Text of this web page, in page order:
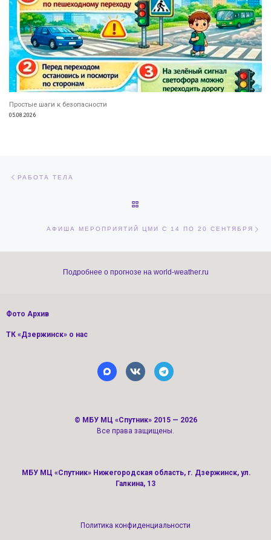
Простые шаги к безопасности
05.08.2026
РАБОТА ТЕЛА
АФИША МЕРОПРИЯТИЙ ЦМИ С 14 ПО 20 СЕНТЯБРЯ
Подробнее о прогнозе на world-weather.ru
Фото Архив
ТК «Дзержинск» о нас
© МБУ МЦ «Спутник» 2015 — 2026
Все права защищены.
МБУ МЦ «Спутник» Нижегородская область, г. Дзержинск, ул.
Галкина, 13
Политика конфиденциальности